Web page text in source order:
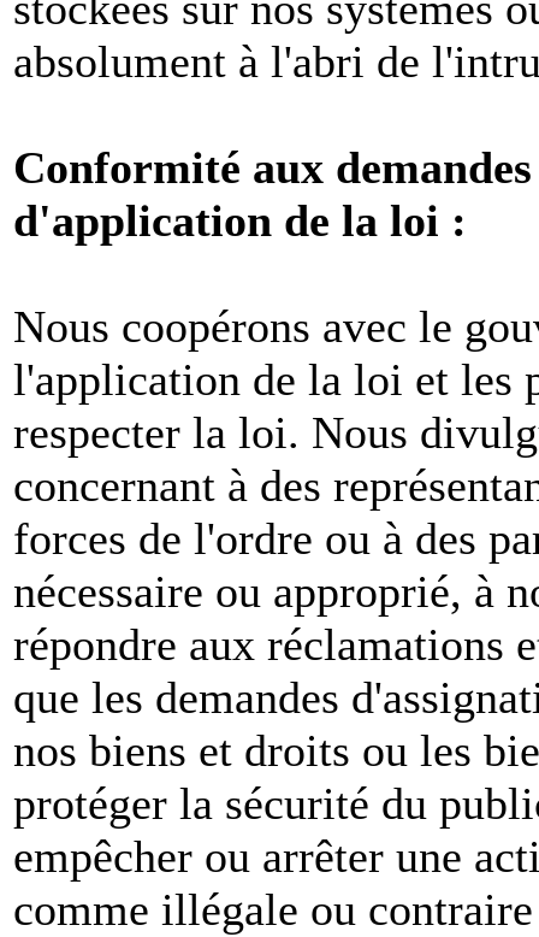
absolument à l'abri de
Conformité aux
d'application de la loi :
Nous coopérons avec le
l'application de la loi et les
respecter la loi. Nous
concernant à des
forces de l'ordre ou à des
nécessaire ou approprié, à
répondre aux réclamations
que les demandes
nos biens et droits ou les
protéger la sécurité du
empêcher ou arrêter une
comme illégale ou